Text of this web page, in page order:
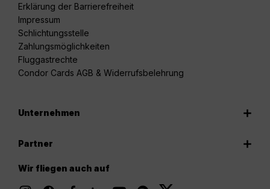
Erklärung der Barrierefreiheit
Impressum
Schlichtungsstelle
Zahlungsmöglichkeiten
Fluggastrechte
Condor Cards AGB & Widerrufsbelehrung
Unternehmen
Partner
Wir fliegen auch auf